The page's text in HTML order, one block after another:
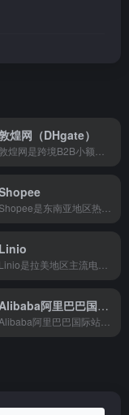
煌网（DHgate）
Linio
Alibaba阿里巴巴国际站